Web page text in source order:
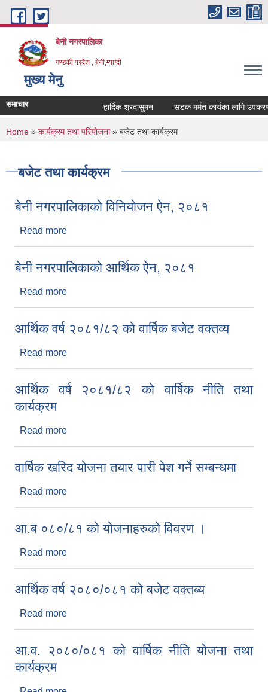
Skip to main content
बेनी नगरपालिका
गण्डकी प्रदेश , बेनी,म्याग्दी
मुख्य मेनु
समाचार हार्दिक श्रदासुमन सडक मर्मत कार्यका लागि
You are here
Home » कार्यक्रम तथा परियोजना» बजेट तथा कार्यक्रम
बजेट तथा कार्यक्रम
बेनी नगरपालिकाको विनियोजन ऐन, २०८१
Read more
बेनी नगरपालिकाको आर्थिक ऐन, २०८१
Read more
आर्थिक वर्ष २०८१/८२ को वार्षिक बजेट वक्तव्य
Read more
आर्थिक वर्ष २०८१/८२ को वार्षिक नीति तथा
कार्यक्रम
Read more
वार्षिक खरिद योजना तयार पारी पेश गर्ने सम्बन्धमा
Read more
आ.ब ०८०/८१ को योजनाहरुको विवरण ।
Read more
आर्थिक वर्ष २०८०/०८१ को बजेट वक्तब्य
Read more
आ.व. २०८०/०८१ को वार्षिक नीति योजना तथा
कार्यक्रम